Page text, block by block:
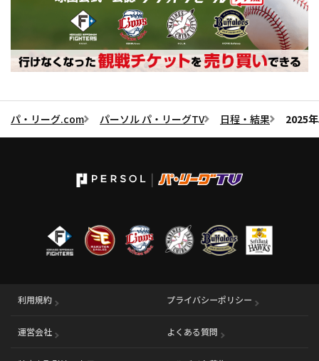
パ・リーグ.com パーソル パ・リーグTV 日程・結果 2025
利用規約 プライバシーポリシー
運営会社 （別ウィンドウで開く） よくある質問